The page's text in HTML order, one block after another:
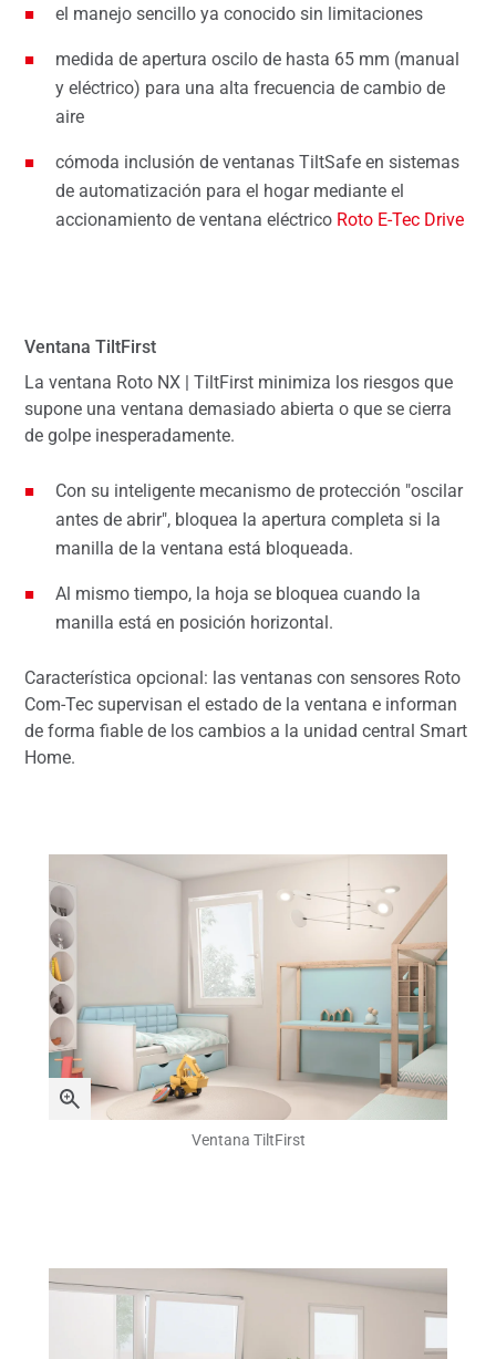
el manejo sencillo ya conocido sin limitaciones
medida de apertura oscilo de hasta 65 mm (manual
y eléctrico) para una alta frecuencia de cambio de
aire
cómoda inclusión de ventanas TiltSafe en sistemas
de automatización para el hogar mediante el
accionamiento de ventana eléctrico Roto E-Tec Drive
Ventana TiltFirst
La ventana Roto NX | TiltFirst minimiza los riesgos que
supone una ventana demasiado abierta o que se cierra
de golpe inesperadamente.
Con su inteligente mecanismo de protección "oscilar
antes de abrir", bloquea la apertura completa si la
manilla de la ventana está bloqueada.
Al mismo tiempo, la hoja se bloquea cuando la
manilla está en posición horizontal.
Característica opcional: las ventanas con sensores Roto
Com-Tec supervisan el estado de la ventana e informan
de forma fiable de los cambios a la unidad central Smart
Home.
Ventana TiltFirst